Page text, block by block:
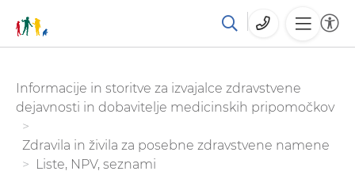
glavno
vsebino
You are here:
Informacije in storitve za izvajalce zdravstvene
dejavnosti in dobavitelje medicinskih pripomočkov
Zdravila in živila za posebne zdravstvene namene
Liste, NPV, seznami